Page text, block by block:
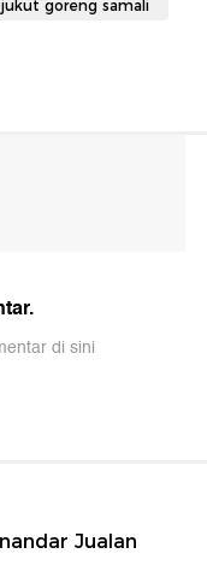
jukut goreng samali
di sini
Jualan